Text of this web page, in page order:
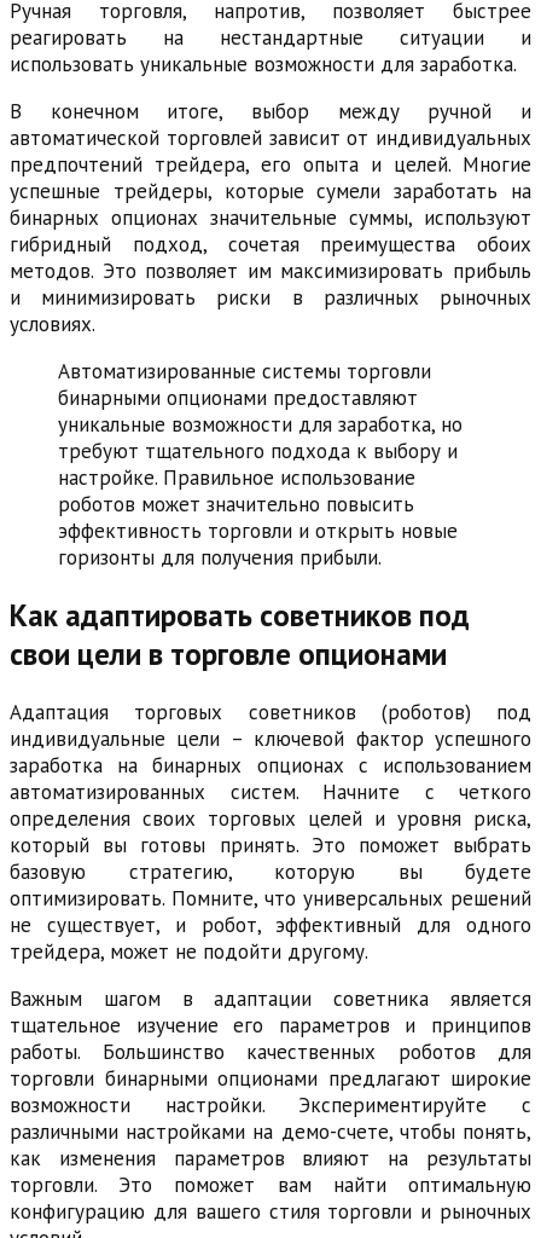
Ручная торговля, напротив, позволяет быстрее
реагировать на нестандартные ситуации и
использовать уникальные возможности для заработка.
В конечном итоге, выбор между ручной и
автоматической торговлей зависит от индивидуальных
предпочтений трейдера, его опыта и целей. Многие
успешные трейдеры, которые сумели заработать на
бинарных опционах значительные суммы, используют
гибридный подход, сочетая преимущества обоих
методов. Это позволяет им максимизировать прибыль
и минимизировать риски в различных рыночных
условиях.
Автоматизированные системы торговли
бинарными опционами предоставляют
уникальные возможности для заработка, но
требуют тщательного подхода к выбору и
настройке. Правильное использование
роботов может значительно повысить
эффективность торговли и открыть новые
горизонты для получения прибыли.
Как адаптировать советников под
свои цели в торговле опционами
Адаптация торговых советников (роботов) под
индивидуальные цели – ключевой фактор успешного
заработка на бинарных опционах с использованием
автоматизированных систем. Начните с четкого
определения своих торговых целей и уровня риска,
который вы готовы принять. Это поможет выбрать
базовую стратегию, которую вы будете
оптимизировать. Помните, что универсальных решений
не существует, и робот, эффективный для одного
трейдера, может не подойти другому.
Важным шагом в адаптации советника является
тщательное изучение его параметров и принципов
работы. Большинство качественных роботов для
торговли бинарными опционами предлагают широкие
возможности настройки. Экспериментируйте с
различными настройками на демо-счете, чтобы понять,
как изменения параметров влияют на результаты
торговли. Это поможет вам найти оптимальную
конфигурацию для вашего стиля торговли и рыночных